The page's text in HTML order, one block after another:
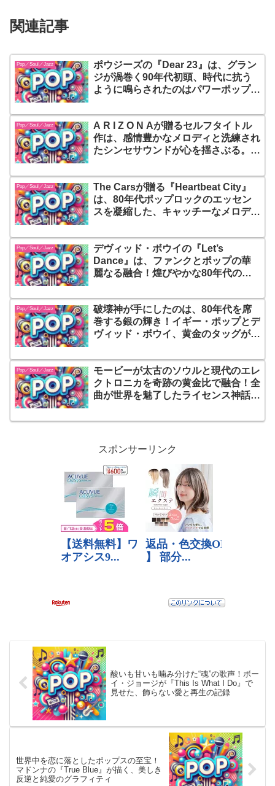
関連記事
Pop／Soul／Jazz
ポウジーズの『Dear 23』は、グラン
ジが渦巻く90年代初頭、時代に抗う
ように鳴らされたのはパワーポップの
ロディが、あの日の夢と未完成な想い
をそっと包み込み、今なお色褪せぬ普
遍の美しさを響かせる名盤
Pop／Soul／Jazz
A R I Z O N Aが贈るセルフタイトル
作は、感情豊かなメロディと洗練され
たシンセサウンドが心を揺さぶる。リ
Pop／Soul／Jazz
The Carsが贈る『Heartbeat City』
は、80年代ポップロックのエッセン
スを凝縮した、キャッチーなメロディ
盤
Pop／Soul／Jazz
デヴィッド・ボウイの『Let’s
Dance』は、ファンクとポップの華
麗なる融合！煌びやかな80年代の夜
では終わらせない、時代を超えて心を
揺さぶる音楽の革命だ
Pop／Soul／Jazz
破壊神が手にしたのは、80年代を席
巻する銀の輝き！イギー・ポップとデ
ヴィッド・ボウイ、黄金のタッグが放
ポップ・センスと、魂を揺さぶる重低
音のヴォーカルが、聴く者すべてを熱
狂の渦へと誘う至高の金字塔
Pop／Soul／Jazz
モービーが太古のソウルと現代のエレ
クトロニカを奇跡の黄金比で融合！全
曲が世界を魅了したライセンス神話の
き哀愁とビートの完全体『Play: The
スポンサーリンク
酸いも甘いも噛み分けた“魂”の歌声！ボー
イ・ジョージが『This Is What I Do』で
見せた、飾らない愛と再生の記録
世界中を恋に落としたポップスの至宝！
マドンナの『True Blue』が描く、美しき
反逆と純愛のグラフィティ